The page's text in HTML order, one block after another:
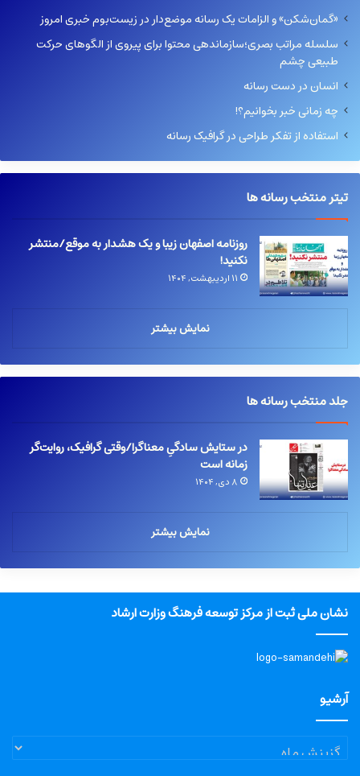
«گمان‌شکن» و الزامات یک رسانه موضع‌دار در زیست‌بوم خبری امروز
سلسله مراتب بصری؛سازماندهی محتوا برای پیروی از الگوهای حرکت
طبیعی چشم
انسان در دست رسانه
چه زمانی خبر بخوانیم؟!
استفاده از تفکر طراحی در گرافیک رسانه
تیتر منتخب رسانه ها
روزنامه اصفهان زیبا و یک هشدار به موقع/منتشر
نکنید!
۱۱ اردیبهشت, ۱۴۰۴
نمایش بیشتر
جلد منتخب رسانه ها
در ستایش سادگیِ معناگرا/وقتی گرافیک، روایت‌گر
زمانه است
۸ دی, ۱۴۰۴
نمایش بیشتر
نشان ملی ثبت از مرکز توسعه فرهنگ وزارت ارشاد
آرشیو
آرشیو